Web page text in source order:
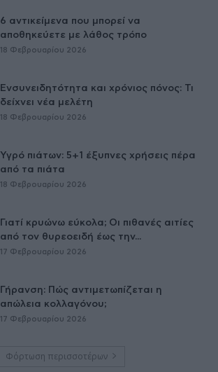
6 αντικείμενα που μπορεί να
αποθηκεύετε με λάθος τρόπο
18 Φεβρουαρίου 2026
Ενσυνειδητότητα και χρόνιος πόνος: Τι
δείχνει νέα μελέτη
18 Φεβρουαρίου 2026
Υγρό πιάτων: 5+1 έξυπνες χρήσεις πέρα
από τα πιάτα
18 Φεβρουαρίου 2026
Γιατί κρυώνω εύκολα; Οι πιθανές αιτίες
από τον θυρεοειδή έως την...
17 Φεβρουαρίου 2026
Γήρανση: Πώς αντιμετωπίζεται η
απώλεια κολλαγόνου;
17 Φεβρουαρίου 2026
Φόρτωση περισσοτέρων